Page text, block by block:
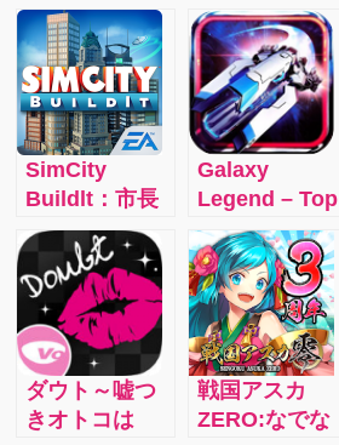
SimCity
Buildlt：市長
となり、誰も
が住みたくな
る魅力あふれ
る都市をつく
ろう!!
Galaxy
Legend – Top
1 Strategy
Space War
Game
ダウト～嘘つ
きオトコは
戦国アスカ
ZERO:なでな